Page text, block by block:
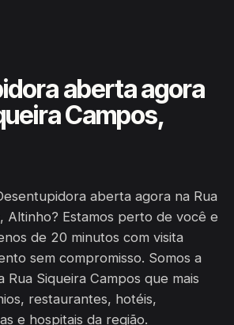
aberta agora
Campos,
aberta agora na Rua
Altinho? Estamos perto de você e
de 20 minutos com visita
sem compromisso. Somos a
Rua Siqueira Campos que mais
restaurantes, hotéis,
e hospitais da região.